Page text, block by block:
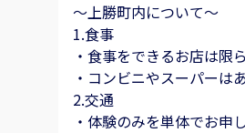
～上勝町内について～
1.食事
・食事をできるお店は限
・コンビニやスーパーは
2.交通
・体験のみを単体でお申